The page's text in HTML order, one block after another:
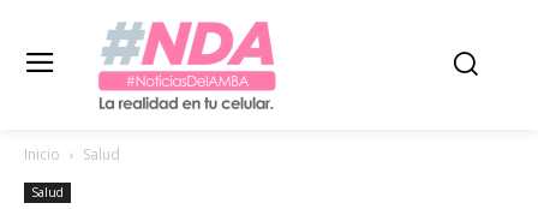
Inicio Salud
Salud